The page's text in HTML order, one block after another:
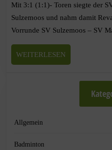
Mit 3:1 (1:1)- Toren siegte der
Sulzemoos und nahm damit
Vorrunde SV Sulzemoos – SV
WEITERLESEN
Allgemein
Badminton